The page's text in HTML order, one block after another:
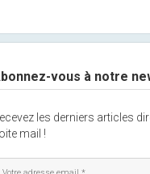
vous à notre
les derniers articles
mail !